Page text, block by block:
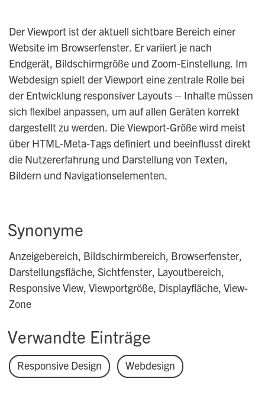
Der Viewport ist der aktuell sichtbare Bereich einer
Website im Browserfenster. Er variiert je nach
Endgerät, Bildschirmgröße und Zoom-Einstellung. Im
Webdesign spielt der Viewport eine zentrale Rolle bei
der Entwicklung responsiver Layouts – Inhalte müssen
sich flexibel anpassen, um auf allen Geräten korrekt
dargestellt zu werden. Die Viewport-Größe wird meist
über HTML-Meta-Tags definiert und beeinflusst direkt
die Nutzererfahrung und Darstellung von Texten,
Bildern und Navigationselementen.
Synonyme
Anzeigebereich, Bildschirmbereich, Browserfenster,
Darstellungsfläche, Sichtfenster, Layoutbereich,
Responsive View, Viewportgröße, Displayfläche, View-
Zone
Verwandte Einträge
Responsive Design Webdesign